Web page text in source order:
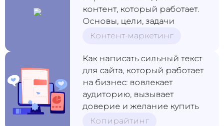
контент, который работает.
Основы, цели, задачи
Контент-маркетинг
Как написать сильный текст
для сайта, который работает
на бизнес: вовлекает
аудиторию, вызывает
доверие и желание купить
Копирайтинг